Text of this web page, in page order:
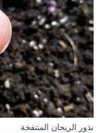
بذور الريحان المنتفخة